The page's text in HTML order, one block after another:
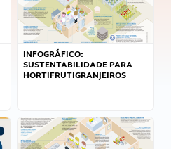
INFOGRÁFICO:
SUSTENTABILIDADE PARA
HORTIFRUTIGRANJEIROS